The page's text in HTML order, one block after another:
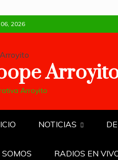
2026
Arroyito
NOTICIAS
RADIOS EN